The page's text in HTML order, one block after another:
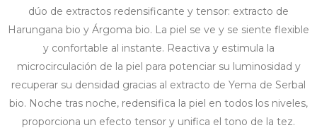
dúo de extractos redensificante y tensor: extracto de
Harungana bio y Árgoma bio. La piel se ve y se siente flexible
y confortable al instante. Reactiva y estimula la
microcirculación de la piel para potenciar su luminosidad y
recuperar su densidad gracias al extracto de Yema de Serbal
bio. Noche tras noche, redensifica la piel en todos los niveles,
proporciona un efecto tensor y unifica el tono de la tez.